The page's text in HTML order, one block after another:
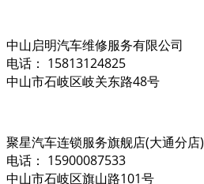
中山启明汽车维修服务有限公司
电话： 15813124825
中山市石岐区岐关东路48号
聚星汽车连锁服务旗舰店(大通分店)
电话： 15900087533
中山市石岐区旗山路101号